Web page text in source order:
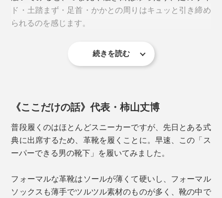
履くだけで足をキュッとサポートし、「ベタ足になる→
歩く姿勢が崩れる→足腰が痛くなる」負のループをスト
ップ。「靴・靴下・足」を一体化して、動きのロスを軽
実際に体感した人の口コミで人気に火がつき、2020年
す。
ド・土踏まず・足首・かかとの周りはキュッと引き締め
られるのを感じます。
伸縮性の異なる複数の編み地を組み合わせることで、テ
す。
続きを読む
《ここだけの話》代表・柿山丈博
普段履くのはほとんどスニーカーですが、先日とある式
典に出席するため、革靴を履くことに。早速、この「ス
ーパーできる男の靴下」を履いてみました。
フォーマルな革靴はソールが薄くて硬いし、フォーマル
ソックスも薄手でツルツル素材のものが多く、靴の中で